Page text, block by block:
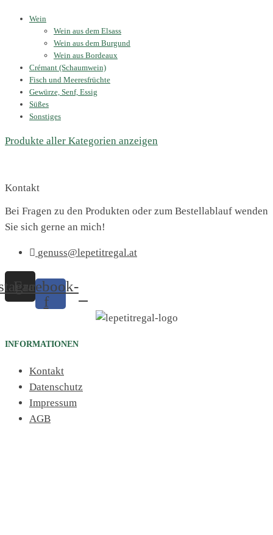
Wein
Wein aus dem Elsass
Wein aus dem Burgund
Wein aus Bordeaux
Crémant (Schaumwein)
Fisch und Meeresfrüchte
Gewürze, Senf, Essig
Süßes
Sonstiges
Produkte aller Kategorien anzeigen
Kontakt
Bei Fragen zu den Produkten oder zum Bestellablauf wenden
Sie sich gerne an mich!
genuss@lepetitregal.at
Facebook-
f
INFORMATIONEN
Kontakt
Datenschutz
Impressum
AGB